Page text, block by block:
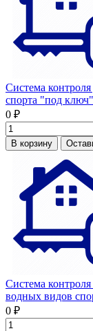
Система
спорта "под ключ"
0 ₽
В корзину
Система
водных видов
0 ₽